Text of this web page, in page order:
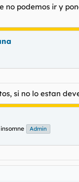
no podemos ir y
si no lo estan
Admin